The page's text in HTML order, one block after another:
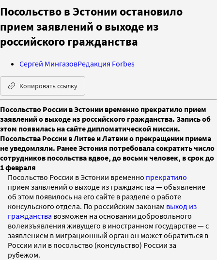
Посольство в Эстонии остановило
прием заявлений о выходе из
российского гражданства
Сергей МингазовРедакция Forbes
Копировать ссылку
Посольство России в Эстонии временно прекратило прием
заявлений о выходе из российского гражданства. Запись об
этом появилась на сайте дипломатической миссии.
Посольства России в Литве и Латвии о прекращении приема
не уведомляли. Ранее Эстония потребовала сократить число
сотрудников посольства вдвое, до восьми человек, в срок до
1 февраля
Посольство России в Эстонии временно прекратило
прием заявлений о выходе из гражданства — объявление
об этом появилось на его сайте в разделе о работе
консульского отдела. По российским законам выход из
гражданства возможен на основании добровольного
волеизъявления живущего в иностранном государстве — с
заявлением в миграционный орган он может обратиться в
России или в посольство (консульство) России за
рубежом.